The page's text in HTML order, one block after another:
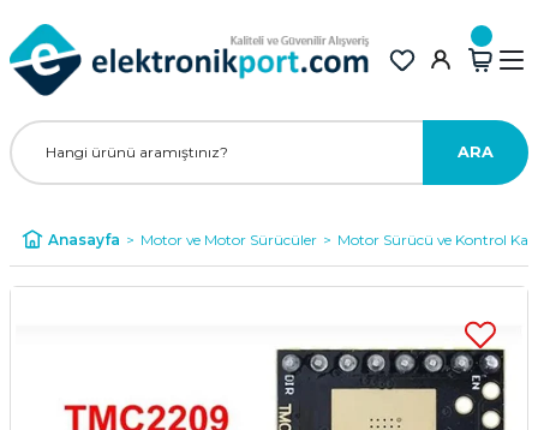
ARA
Anasayfa Motor ve Motor Sürücüler Motor Sürücü ve Kontrol